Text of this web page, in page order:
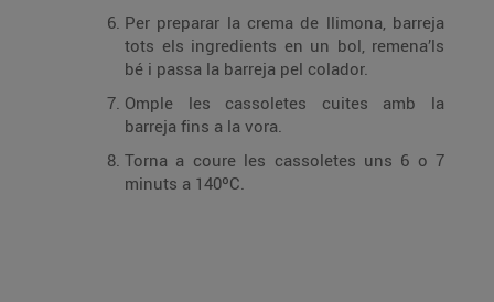
Per preparar la crema de llimona, barreja
tots els ingredients en un bol, remena’ls
bé i passa la barreja pel colador.
Omple les cassoletes cuites amb la
barreja fins a la vora.
Torna a coure les cassoletes uns 6 o 7
minuts a 140ºC.